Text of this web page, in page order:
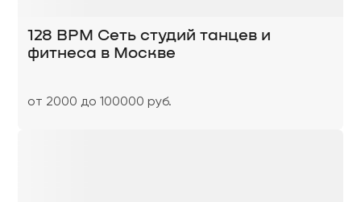
128 BPM Сеть студий танцев и
фитнеса в Москве
от 2000 до 100000 руб.